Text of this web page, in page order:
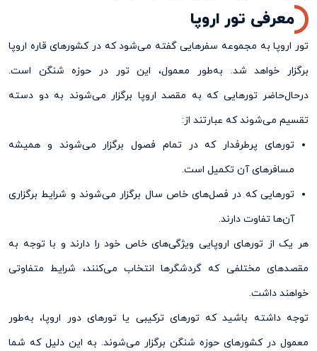
معرفی تور اروپا
تور اروپا به مجموعه سفر‌هایی گفته می‌شود که در کشورهای قاره اروپا
برگزار خواهد شد. به‌طور معمول، این تور در حوزه شنگن است.
درحال‌حاضر تورهایی که به مقصد اروپا برگزار می‌شوند به دو دسته
تقسیم می‌شوند که عبارتند از:
تورهای پرطرفدار که در تمام فصول برگزار می‌شوند و همیشه
مسافرهای آن تکمیل است.
تورهایی که در فصل‌های خاص سال برگزار می‌شوند و شرایط برگزاری
آن‌ها تفاوت دارند.
هر یک از تورهای اروپایی ویژگی‌های خاص خود را دارند و با توجه به
مقصد‌های مختلفی که گردشگرها انتخاب می‌کنند، شرایط متفاوتی
خواهند داشت.
توجه داشته باشید که تور‌های ترکیبی یا تورهای دور اروپا، به‌طور
معمول در کشور‌های حوزه شنگن برگزار می‌‌شوند. به این دلیل که شما